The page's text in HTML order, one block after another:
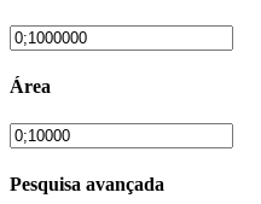
Área
Pesquisa avançada